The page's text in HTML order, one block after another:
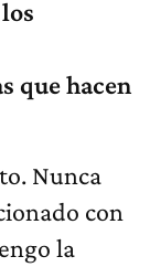
que hacen
Nunca
con
la